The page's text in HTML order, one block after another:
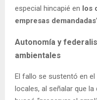
especial hincapié en los
empresas demandadas
Autonomía y
ambientales
El fallo se sustentó en
locales, al señalar que